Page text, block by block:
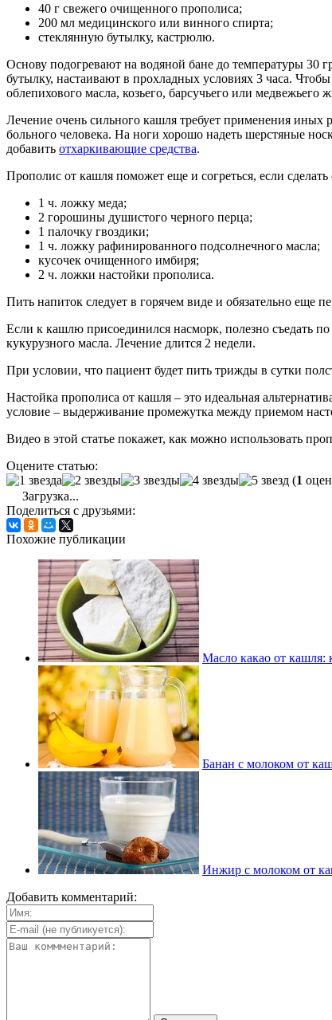
40 г свежего очищенного прополиса;
200 мл медицинского или винного спирта;
стеклянную бутылку, кастрюлю.
Основу подогревают на водяной бане до температуры 30
бутылку, настаивают в прохладных условиях 3 часа.
облепихового масла, козьего, барсучьего или медвежьего
Лечение очень сильного кашля требует применения
больного человека. На ноги хорошо надеть шерстяные
добавить отхаркивающие средства.
Прополис от кашля поможет еще и согреться, если
1 ч. ложку меда;
2 горошины душистого черного перца;
1 палочку гвоздики;
1 ч. ложку рафинированного подсолнечного масла;
кусочек очищенного имбиря;
2 ч. ложки настойки прополиса.
Пить напиток следует в горячем виде и обязательно еще
Если к кашлю присоединился насморк, полезно съедать
кукурузного масла. Лечение длится 2 недели.
При условии, что пациент будет пить трижды в сутки
Настойка прополиса от кашля – это идеальная
условие – выдерживание промежутка между приемом
Видео в этой статье покажет, как можно использовать
Оцените статью:
(1
Загрузка...
Поделиться с друзьями:
Похожие публикации
Масло какао от кашля:
Банан с молоком от
Инжир с молоком от
Добавить комментарий: